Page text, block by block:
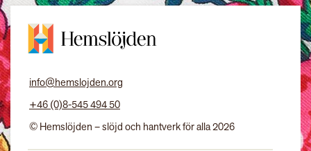
info@hemslojden.org
+46 (0)8-545 494 50
© Hemslöjden – slöjd och hantverk för alla 2026